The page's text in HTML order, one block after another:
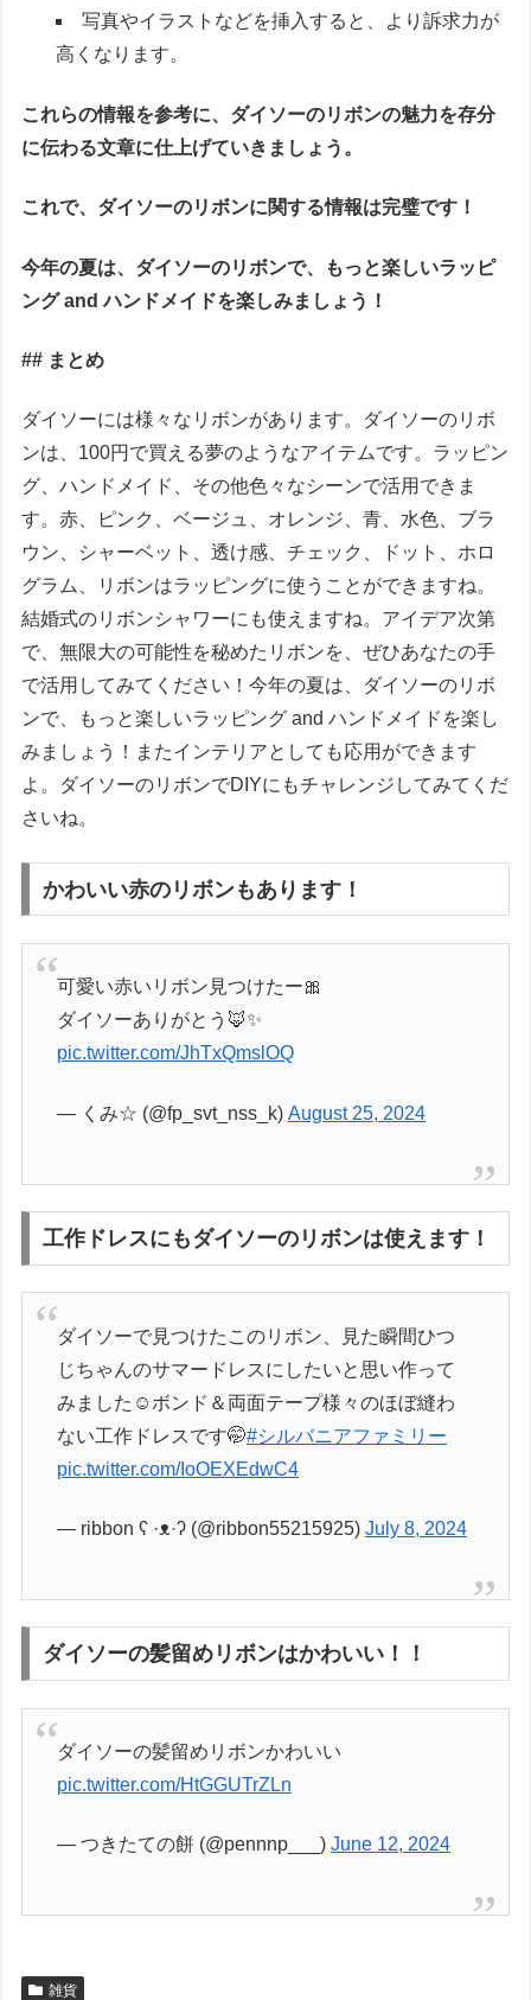
写真やイラストなどを挿入すると、より訴求力が
高くなります。
これらの情報を参考に、ダイソーのリボンの魅力を存分
に伝わる文章に仕上げていきましょう。
これで、ダイソーのリボンに関する情報は完璧です！
今年の夏は、ダイソーのリボンで、もっと楽しいラッピ
ング and ハンドメイドを楽しみましょう！
## まとめ
ダイソーには様々なリボンがあります。ダイソーのリボ
ンは、100円で買える夢のようなアイテムです。ラッピン
グ、ハンドメイド、その他色々なシーンで活用できま
す。赤、ピンク、ベージュ、オレンジ、青、水色、ブラ
ウン、シャーベット、透け感、チェック、ドット、ホロ
グラム、リボンはラッピングに使うことができますね。
結婚式のリボンシャワーにも使えますね。アイデア次第
で、無限大の可能性を秘めたリボンを、ぜひあなたの手
で活用してみてください！今年の夏は、ダイソーのリボ
ンで、もっと楽しいラッピング and ハンドメイドを楽し
みましょう！またインテリアとしても応用ができます
よ。ダイソーのリボンでDIYにもチャレンジしてみてくだ
さいね。
かわいい赤のリボンもあります！
可愛い赤いリボン見つけたー🎀
ダイソーありがとう🦊✨
pic.twitter.com/JhTxQmslOQ
— くみ☆ (@fp_svt_nss_k)August 25, 2024
工作ドレスにもダイソーのリボンは使えます！
ダイソーで見つけたこのリボン、見た瞬間ひつ
じちゃんのサマードレスにしたいと思い作って
みました☺️ボンド＆両面テープ様々のほぼ縫わ
ない工作ドレスです🤭#シルバニアファミリー
pic.twitter.com/IoOEXEdwC4
— ribbon ʕ ·ᴥ·ʔ (@ribbon55215925)July 8, 2024
ダイソーの髪留めリボンはかわいい！！
ダイソーの髪留めリボンかわいい
pic.twitter.com/HtGGUTrZLn
— つきたての餅 (@pennnp___)June 12, 2024
雑貨